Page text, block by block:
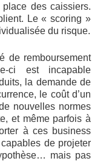
des caissiers.
Le « scoring »
du risque.
de remboursement
ci est incapable
la demande de
le coût d’un
nouvelles normes
et même parfois à
à ces business
de projeter
mais pas